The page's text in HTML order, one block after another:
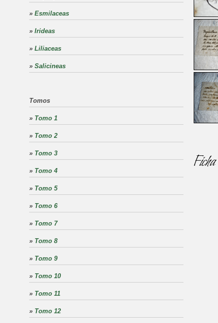
» Esmilaceas
» Irideas
» Liliaceas
» Salicineas
Tomos
» Tomo 1
» Tomo 2
» Tomo 3
» Tomo 4
» Tomo 5
» Tomo 6
» Tomo 7
» Tomo 8
» Tomo 9
» Tomo 10
» Tomo 11
» Tomo 12